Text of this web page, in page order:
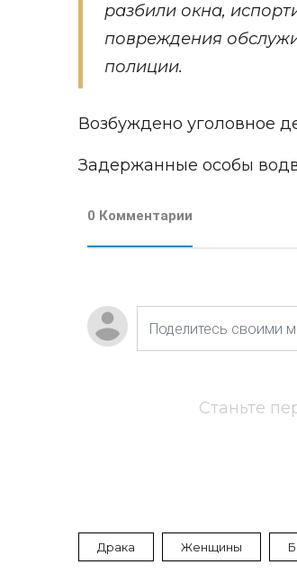
разбили окна,
повреждения
полиции.
Возбуждено уголовное
Задержанные особы
0 Комментарии
Станьте
Драка Женщины